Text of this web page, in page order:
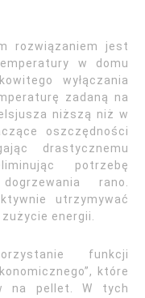
rozwiązaniem jest
w domu
wyłączania
zadaną na
niższą niż w
oszczędności
drastycznemu
potrzebę
rano.
utrzymywać
energii.
funkcji
które
na pellet. W tych